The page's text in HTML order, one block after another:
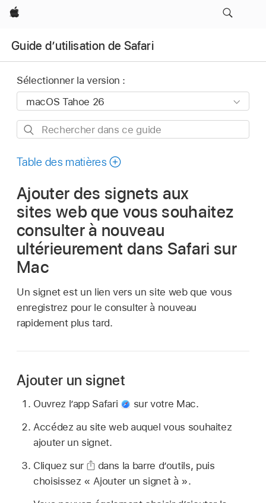
Apple
Guide d’utilisation de Safari
Sélectionner la version :
Rechercher
ce
Table des matières
Ajouter des signets aux
sites web que vous souhaitez
consulter à nouveau
ultérieurement dans Safari sur
Mac
Un signet est un lien vers un site web que vous
enregistrez pour le consulter à nouveau
rapidement plus tard.
Ajouter un signet
Ouvrez l’app Safari
sur votre Mac.
Accédez au site web auquel vous souhaitez
ajouter un signet.
Cliquez sur
dans la barre d’outils, puis
choisissez « Ajouter un signet à ».